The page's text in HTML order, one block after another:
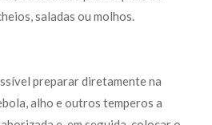
saladas ou molhos.
preparar diretamente na
alho e outros temperos a